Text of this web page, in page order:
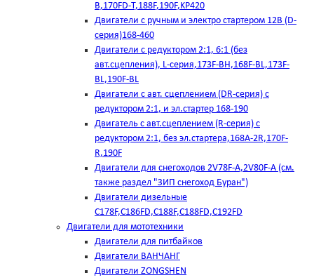
B,170FD-T,188F,190F,KP420
Двигатели с ручным и электро стартером 12В (D-
серия)168-460
Двигатели с редуктором 2:1, 6:1 (без
авт.сцепления), L-серия,173F-BH,168F-BL,173F-
BL,190F-BL
Двигатели с авт. сцеплением (DR-серия) с
редуктором 2:1, и эл.стартер 168-190
Двигатель с авт.сцеплением (R-серия) с
редуктором 2:1, без эл.стартера,168А-2R,170F-
R,190F
Двигатели для снегоходов 2V78F-A,2V80F-A (см.
также раздел "ЗИП снегоход Буран")
Двигатели дизельные
C178F,С186FD,C188F,C188FD,C192FD
Двигатели для мототехники
Двигатели для питбайков
Двигатели ВАНЧАНГ
Двигатели ZONGSHEN